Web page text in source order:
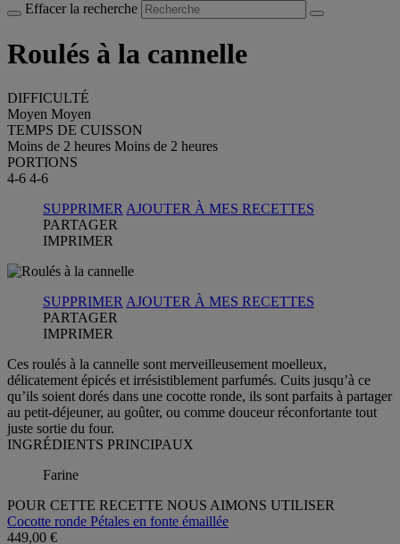
Effacer la recherche
Roulés à la cannelle
DIFFICULTÉ
Moyen Moyen
TEMPS DE CUISSON
Moins de 2 heures Moins de 2 heures
PORTIONS
4-6 4-6
SUPPRIMER AJOUTER À MES RECETTES
PARTAGER
IMPRIMER
SUPPRIMER AJOUTER À MES RECETTES
PARTAGER
IMPRIMER
Ces roulés à la cannelle sont merveilleusement moelleux,
délicatement épicés et irrésistiblement parfumés. Cuits jusqu’à ce
qu’ils soient dorés dans une cocotte ronde, ils sont parfaits à partager
au petit-déjeuner, au goûter, ou comme douceur réconfortante tout
juste sortie du four.
INGRÉDIENTS PRINCIPAUX
Farine
POUR CETTE RECETTE NOUS AIMONS UTILISER
Cocotte ronde Pétales en fonte émaillée
449,00 €